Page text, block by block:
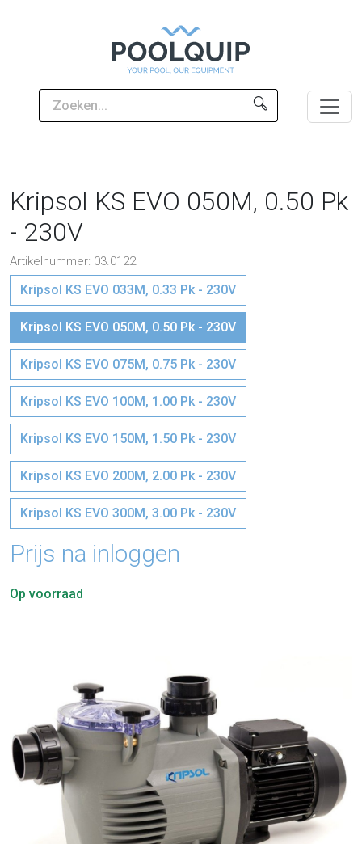
Kripsol KS EVO 050M, 0.50 Pk
- 230V
Artikelnummer: 03.0122
Kripsol KS EVO 033M, 0.33 Pk - 230V
Kripsol KS EVO 050M, 0.50 Pk - 230V
Kripsol KS EVO 075M, 0.75 Pk - 230V
Kripsol KS EVO 100M, 1.00 Pk - 230V
Kripsol KS EVO 150M, 1.50 Pk - 230V
Kripsol KS EVO 200M, 2.00 Pk - 230V
Kripsol KS EVO 300M, 3.00 Pk - 230V
Prijs na inloggen
Op voorraad